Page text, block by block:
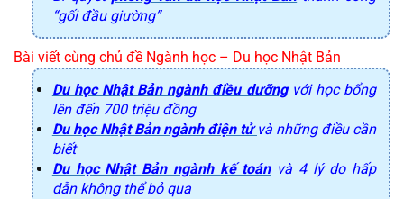
“gối đầu giường”
Bài viết cùng chủ đề Ngành học – Du học Nhật Bản
Du học Nhật Bản ngành điều dưỡngvới học bổng
lên đến 700 triệu đồng
Du học Nhật Bản ngành điện tửvà những điều cần
biết
Du học Nhật Bản ngành kế toánvà 4 lý do hấp
dẫn không thể bỏ qua